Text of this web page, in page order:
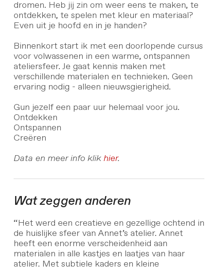
dromen. Heb jij zin om weer eens te maken, te
ontdekken, te spelen met kleur en materiaal?
Even uit je hoofd en in je handen?
Binnenkort start ik met een doorlopende cursus
voor volwassenen in een warme, ontspannen
ateliersfeer. Je gaat kennis maken met
verschillende materialen en technieken. Geen
ervaring nodig - alleen nieuwsgierigheid.
Gun jezelf een paar uur helemaal voor jou.
Ontdekken
Ontspannen
Creëren
Data en meer info klik hier.
Wat zeggen anderen
“Het werd een creatieve en gezellige ochtend in
de huislijke sfeer van Annet’s atelier. Annet
heeft een enorme verscheidenheid aan
materialen in alle kastjes en laatjes van haar
atelier. Met subtiele kaders en kleine